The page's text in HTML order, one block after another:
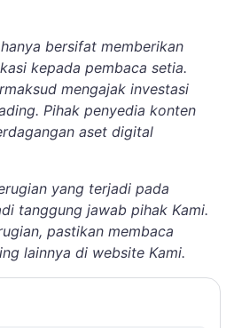
bersifat memberikan
kepada pembaca setia.
mengajak investasi
Pihak penyedia konten
aset digital
yang terjadi pada
tanggung jawab pihak Kami.
pastikan membaca
lainnya di website Kami.